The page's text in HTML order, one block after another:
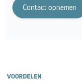
Contact opnemen
VOORDELEN